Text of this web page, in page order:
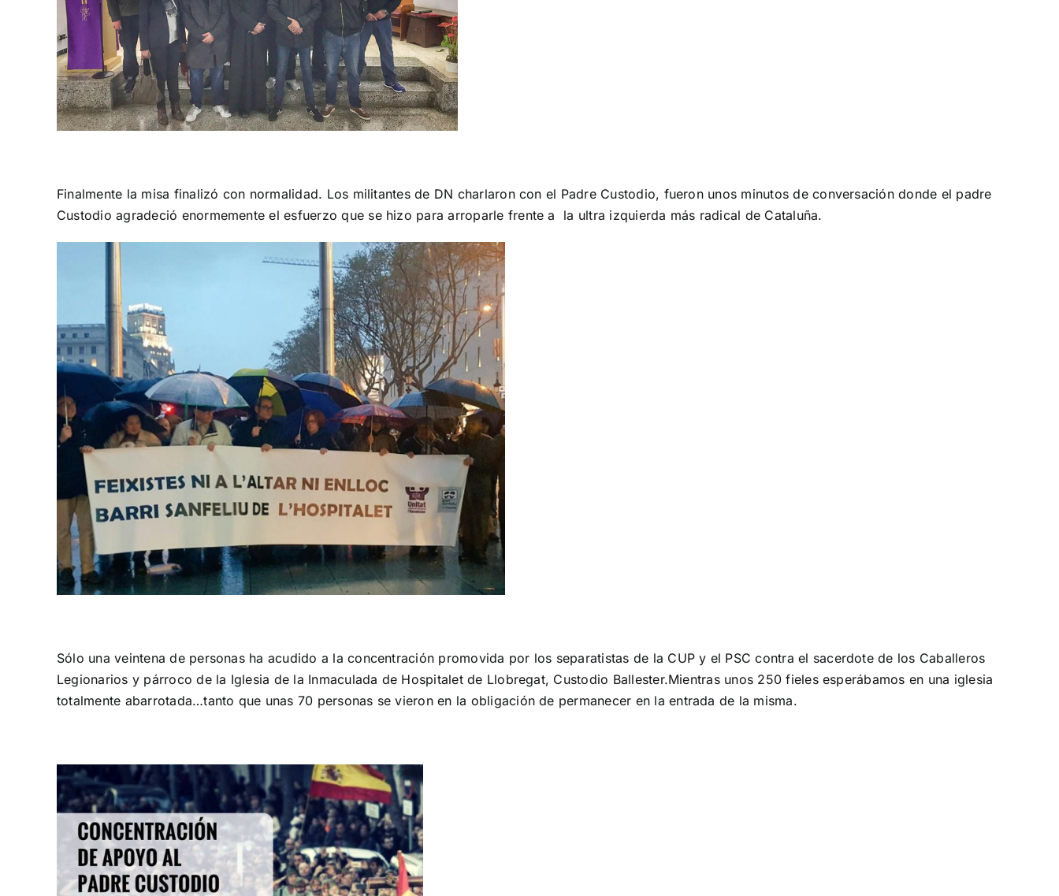
Finalmente la misa finalizó con normalidad. Los militantes de DN charlaron con el Padre Custodio, fueron unos minutos de conversación donde el padre
Custodio agradeció enormemente el esfuerzo que se hizo para arroparle frente a la ultra izquierda más radical de Cataluña.
Sólo una veintena de personas ha acudido a la concentración promovida por los separatistas de la CUP y el PSC contra el sacerdote de los Caballeros
Legionarios y párroco de la Iglesia de la Inmaculada de Hospitalet de Llobregat, Custodio Ballester.Mientras unos 250 fieles esperábamos en una iglesia
totalmente abarrotada…tanto que unas 70 personas se vieron en la obligación de permanecer en la entrada de la misma.